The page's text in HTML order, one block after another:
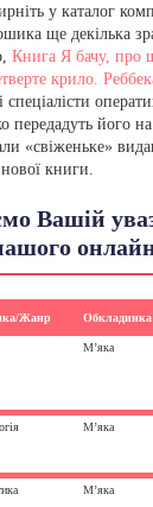
у каталог
ще декілька
Книга Я бачу, про
крило.
передадуть його
«свіженьке»
книги.
Вашій
Жанр Обкладинка
М’яка
М’яка
М’яка